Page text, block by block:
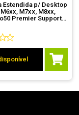
Estendida p/ Desktop
M7xx, M8xx,
Premier Support
- De 1 ano PS p/